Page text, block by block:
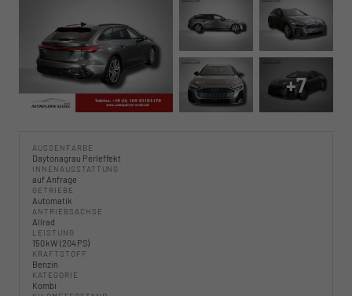
+7
AUSSENFARBE
Daytonagrau Perleffekt
INNENAUSSTATTUNG
auf Anfrage
GETRIEBE
Automatik
ANTRIEBSACHSE
Allrad
LEISTUNG
150 kW (204 PS)
KRAFTSTOFF
Benzin
KATEGORIE
Kombi